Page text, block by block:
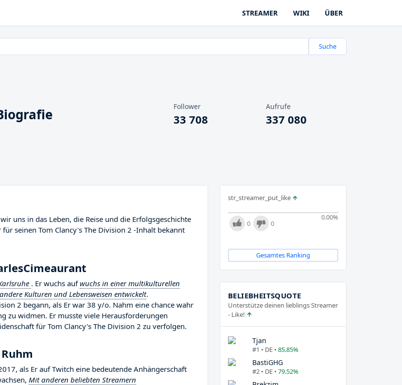
STREAMER WIKI ÜBER
Suche
Follower
33 708
Aufrufe
337 080
uns in das Leben, die Reise und die Erfolgsgeschichte
seinen Tom Clancy's The Division 2 -Inhalt bekannt
. Er wuchs aufwuchs in einer multikulturellen
Kulturen und Lebensweisen entwickelt.
2 begann, als Er war 38 y/o. Nahm eine chance wahr
zu widmen. Er musste viele Herausforderungen
für Tom Clancy's The Division 2 zu verfolgen.
als Er auf Twitch eine bedeutende Anhängerschaft
Mit anderen beliebten Streamern
str_streamer_put_like
0.00%
0 0
Gesamtes Ranking
BELIEBHEITSQUOTE
Unterstütze deinen lieblings Streamer
- Like!
Tjan
#1 • DE • 85.85%
BastiGHG
#2 • DE • 79.52%